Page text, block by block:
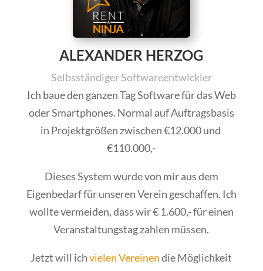
ALEXANDER HERZOG
Selbsständiger Softwareentwickler
Ich baue den ganzen Tag Software für das Web
oder Smartphones. Normal auf Auftragsbasis
in Projektgrößen zwischen €12.000 und
€110.000,-
Dieses System wurde von mir aus dem
Eigenbedarf für unseren Verein geschaffen. Ich
wollte vermeiden, dass wir € 1.600,- für einen
Veranstaltungstag zahlen müssen.
Jetzt will ichvielen Vereinendie Möglichkeit